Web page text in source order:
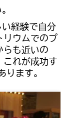
経験で自分
リウムでのプ
らも近いの
これが成功す
ます。